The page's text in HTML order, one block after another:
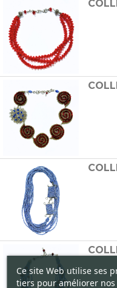
Ce site Web utilise ses
tiers pour améliorer